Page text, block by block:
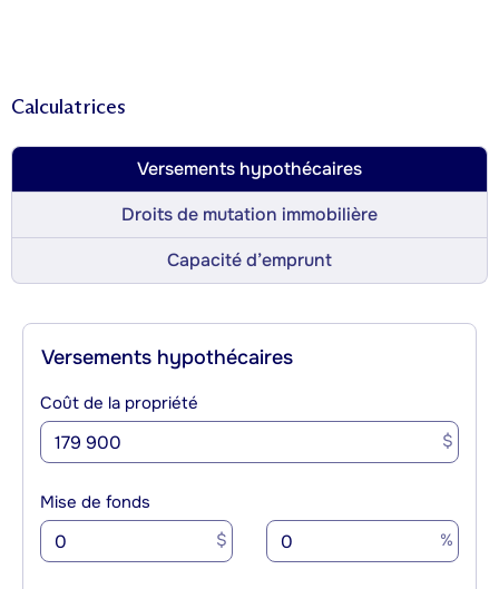
Calculatrices
Versements hypothécaires
Droits de mutation immobilière
Capacité d’emprunt
Versements hypothécaires
Coût de la propriété
$
Mise de fonds
$ %